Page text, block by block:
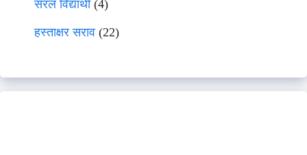
सरल विद्यार्थी(4)
हस्ताक्षर सराव (22)